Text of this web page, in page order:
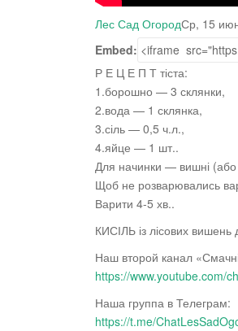
Лес Сад ОгородСр, 15
Embed:
Р Е Ц Е П Т тіста:
1.борошно — 3 склянки,
2.вода — 1 склянка,
3.сіль — 0,5 ч.л.,
4.яйце — 1 шт..
Для начинки — вишні
Щоб не розварювались
Варити 4-5 хв..
КИСІЛЬ із лісових вишень
Наш второй канал
https://www.youtube.com/
Наша группа в Телеграм:
https://t.me/